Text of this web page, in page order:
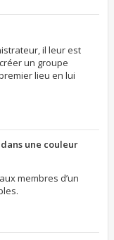
il leur est
un groupe
lieu en lui
une couleur
membres d’un